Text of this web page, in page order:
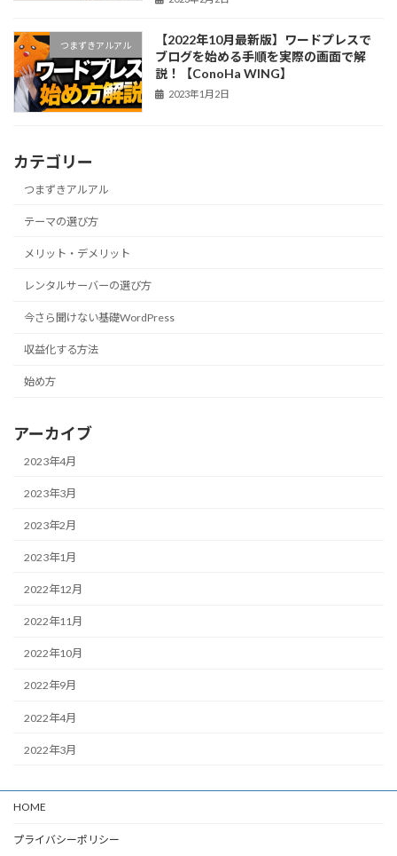
つまずきアルアル
【2022年10月最新版】ワードプレスで
ブログを始める手順を実際の画面で解
説！【ConoHa WING】
2023年1月2日
カテゴリー
つまずきアルアル
テーマの選び方
メリット・デメリット
レンタルサーバーの選び方
今さら聞けない基礎WordPress
収益化する方法
始め方
アーカイブ
2023年4月
2023年3月
2023年2月
2023年1月
2022年12月
2022年11月
2022年10月
2022年9月
2022年4月
2022年3月
HOME
プライバシーポリシー